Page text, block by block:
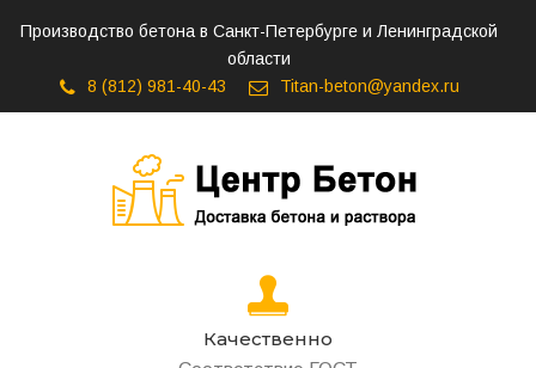
Производство бетона в Санкт-Петербурге и Ленинградской
области
8 (812) 981-40-43
Titan-beton@yandex.ru
Качественно